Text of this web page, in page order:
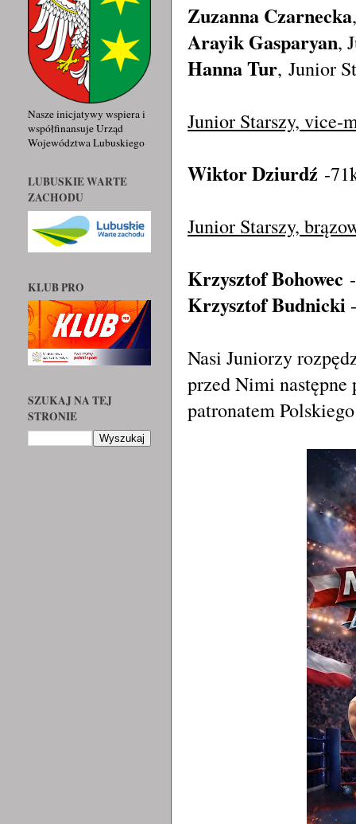
Zuzanna Czarnecka
Arayik Gasparyan,
Hanna Tur, Junior
Junior Starszy, vice-
Wiktor Dziurdź -
Junior Starszy,
Krzysztof Bohowec
Krzysztof Budnicki
Nasi Juniorzy
przed Nimi
patronatem
Nasze inicjatywy wspiera i
współfinansuje Urząd
Województwa Lubuskiego
LUBUSKIE WARTE
ZACHODU
KLUB PRO
SZUKAJ NA TEJ
STRONIE